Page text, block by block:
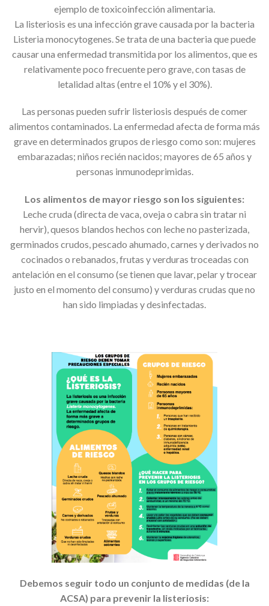
ejemplo de toxicoinfección alimentaria.
La listeriosis es una infección grave causada por la bacteria
Listeria monocytogenes. Se trata de una bacteria que puede
causar una enfermedad transmitida por los alimentos, que es
relativamente poco frecuente pero grave, con tasas de
letalidad altas (entre el 10% y el 30%).
Las personas pueden sufrir listeriosis después de comer
alimentos contaminados. La enfermedad afecta de forma más
grave en determinados grupos de riesgo como son: mujeres
embarazadas; niños recién nacidos; mayores de 65 años y
personas inmunodeprimidas.
Los alimentos de mayor riesgo son los siguientes:
Leche cruda (directa de vaca, oveja o cabra sin tratar ni
hervir), quesos blandos hechos con leche no pasterizada,
germinados crudos, pescado ahumado, carnes y derivados no
cocinados o rebanados, frutas y verduras troceadas con
antelación en el consumo (se tienen que lavar, pelar y trocear
justo en el momento del consumo) y verduras crudas que no
han sido limpiadas y desinfectadas.
Debemos seguir todo un conjunto de medidas (de la
ACSA) para prevenir la listeriosis: